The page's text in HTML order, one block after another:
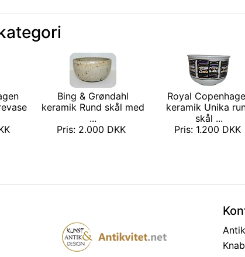
Bing & Grøndahl
keramik Rund skål med
...
Pris: 2.000 DKK
Royal
keramik Unika
skål ...
Pris: 1.200 DKK